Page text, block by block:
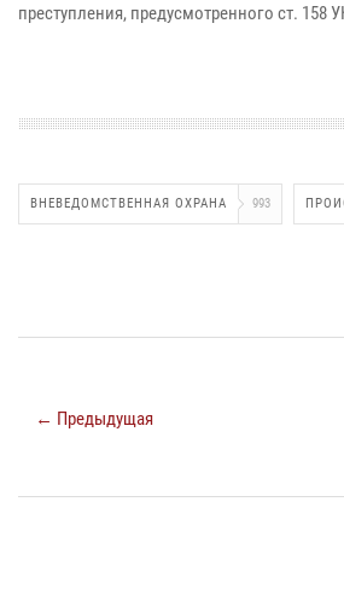
преступления, предусмотренного ст. 158
ВНЕВЕДОМСТВЕННАЯ ОХРАНА 993
← Предыдущая